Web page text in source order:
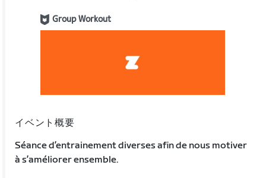
Group Workout
イベント概要
Séance d’entrainement diverses afin de nous motiver
à s’améliorer ensemble.